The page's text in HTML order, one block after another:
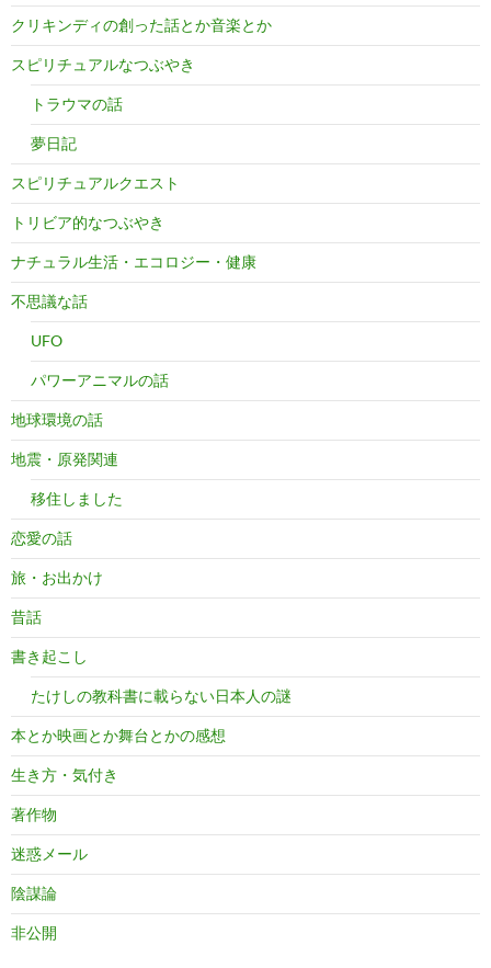
クリキンディの創った話とか音楽とか
スピリチュアルなつぶやき
トラウマの話
夢日記
スピリチュアルクエスト
トリビア的なつぶやき
ナチュラル生活・エコロジー・健康
不思議な話
UFO
パワーアニマルの話
地球環境の話
地震・原発関連
移住しました
恋愛の話
旅・お出かけ
昔話
書き起こし
たけしの教科書に載らない日本人の謎
本とか映画とか舞台とかの感想
生き方・気付き
著作物
迷惑メール
陰謀論
非公開